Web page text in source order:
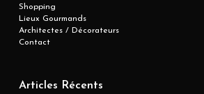
Shopping
Lieux Gourmands
Architectes / Décorateurs
Contact
Articles Récents